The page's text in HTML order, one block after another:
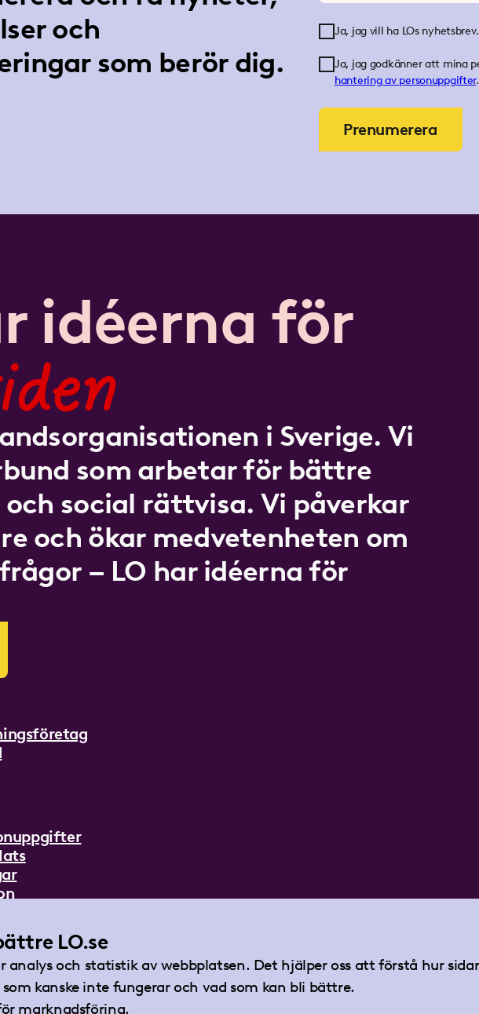
och
som berör dig.
Ja, jag vill ha LOs nyhetsbrev.
Ja, jag godkänner att mina
hantering av personuppgifter.
Prenumerera
idéerna för
i Sverige. Vi
som arbetar för bättre
social rättvisa. Vi påverkar
och ökar medvetenheten om
– LO har idéerna för
LO.se
analys och statistik av webbplatsen. Det hjälper oss att förstå hur
kanske inte fungerar och vad som kan bli bättre.
marknadsföring.